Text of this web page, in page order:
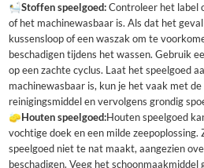
🛀Stoffen speelgoed:Controleer het label
of het machinewasbaar is. Als dat het
kussensloop of een waszak om te
beschadigen tijdens het wassen. Gebruik
op een zachte cyclus. Laat het speelgoed
machinewasbaar is, kun je het vaak met
reinigingsmiddel en vervolgens grondig
🧽 Houten speelgoed:Houten speelgoed
vochtige doek en een milde
speelgoed niet te nat maakt, aangezien
beschadigen. Veeg het